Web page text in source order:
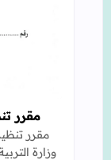
مقرر
وزارة